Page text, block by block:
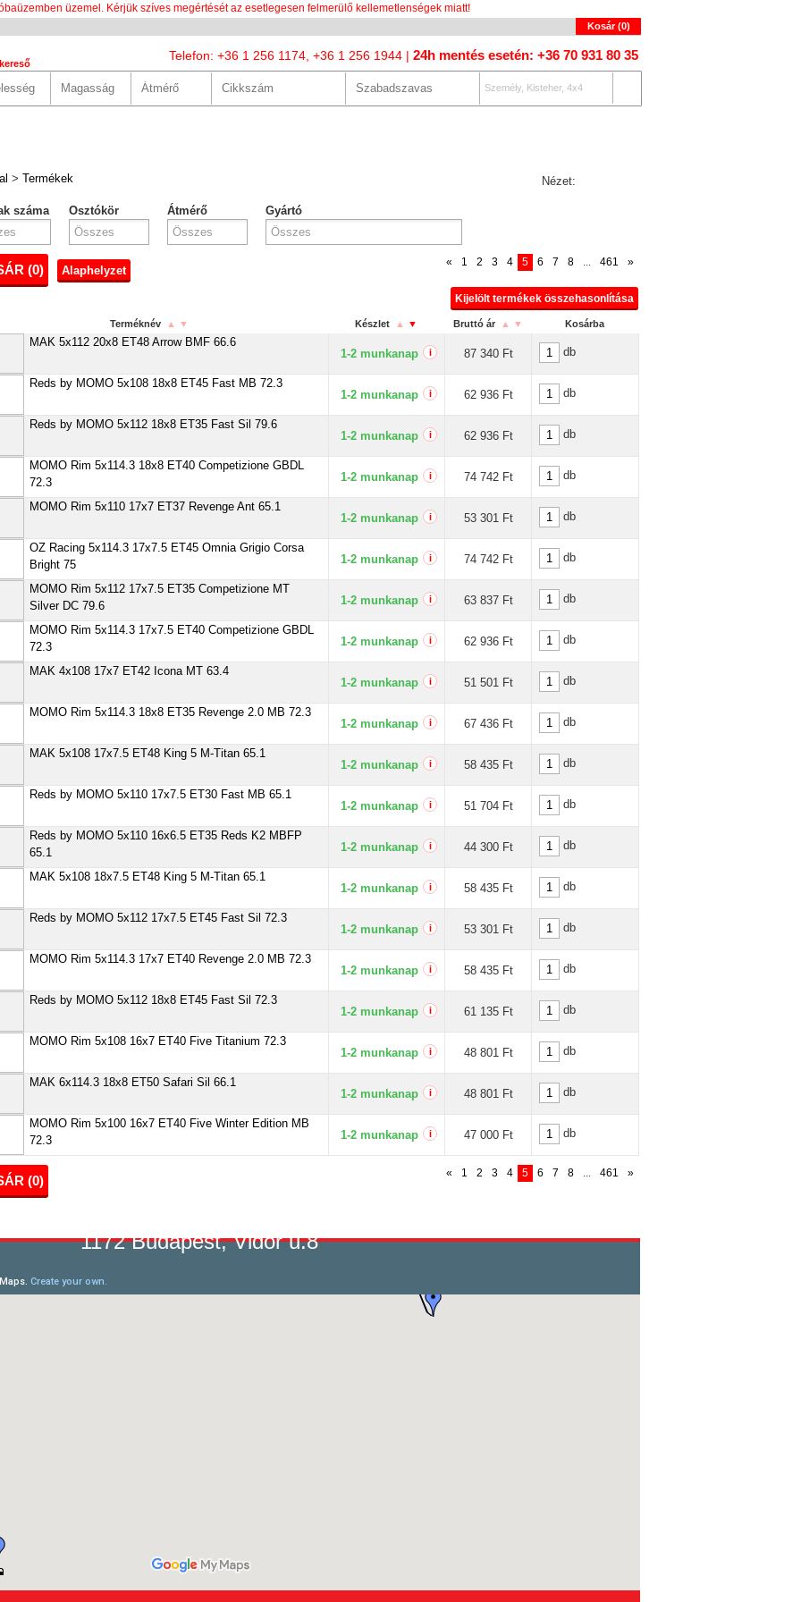
üzemel. Kérjük szíves megértését az esetlegesen felmerülő kellemetlenségek miatt!
Kosár (0)
Telefon: +36 1 256 1174, +36 1 256 1944 | 24h mentés esetén: +36 70 931 80 35
Személy, Kisteher, 4x4
> Termékek Nézet:
száma Osztókör Átmérő Gyártó
(0) Alaphelyzet
« 1 2 3 4 5 6 7 8 ... 461 »
Kijelölt termékek összehasonlítása
Terméknév ▲ ▼ Készlet ▲ ▼ Bruttó ár ▲ ▼ Kosárba
MAK 5x112 20x8 ET48 Arrow BMF 66.6
i
1-2 munkanap 87 340 Ft db
Reds by MOMO 5x108 18x8 ET45 Fast MB 72.3
i
1-2 munkanap 62 936 Ft db
Reds by MOMO 5x112 18x8 ET35 Fast Sil 79.6
i
1-2 munkanap 62 936 Ft db
MOMO Rim 5x114.3 18x8 ET40 Competizione GBDL
72.3
i
1-2 munkanap 74 742 Ft db
MOMO Rim 5x110 17x7 ET37 Revenge Ant 65.1
i
1-2 munkanap 53 301 Ft db
OZ Racing 5x114.3 17x7.5 ET45 Omnia Grigio Corsa
Bright 75
i
1-2 munkanap 74 742 Ft db
MOMO Rim 5x112 17x7.5 ET35 Competizione MT
Silver DC 79.6
i
1-2 munkanap 63 837 Ft db
MOMO Rim 5x114.3 17x7.5 ET40 Competizione GBDL
72.3
i
1-2 munkanap 62 936 Ft db
MAK 4x108 17x7 ET42 Icona MT 63.4
i
1-2 munkanap 51 501 Ft db
MOMO Rim 5x114.3 18x8 ET35 Revenge 2.0 MB 72.3
i
1-2 munkanap 67 436 Ft db
MAK 5x108 17x7.5 ET48 King 5 M-Titan 65.1
i
1-2 munkanap 58 435 Ft db
Reds by MOMO 5x110 17x7.5 ET30 Fast MB 65.1
i
1-2 munkanap 51 704 Ft db
Reds by MOMO 5x110 16x6.5 ET35 Reds K2 MBFP
65.1
i
1-2 munkanap 44 300 Ft db
MAK 5x108 18x7.5 ET48 King 5 M-Titan 65.1
i
1-2 munkanap 58 435 Ft db
Reds by MOMO 5x112 17x7.5 ET45 Fast Sil 72.3
i
1-2 munkanap 53 301 Ft db
MOMO Rim 5x114.3 17x7 ET40 Revenge 2.0 MB 72.3
i
1-2 munkanap 58 435 Ft db
Reds by MOMO 5x112 18x8 ET45 Fast Sil 72.3
i
1-2 munkanap 61 135 Ft db
MOMO Rim 5x108 16x7 ET40 Five Titanium 72.3
i
1-2 munkanap 48 801 Ft db
MAK 6x114.3 18x8 ET50 Safari Sil 66.1
i
1-2 munkanap 48 801 Ft db
MOMO Rim 5x100 16x7 ET40 Five Winter Edition MB
72.3
i
1-2 munkanap 47 000 Ft db
(0) « 1 2 3 4 5 6 7 8 ... 461 »
1172 Budapest, Vidor u.8